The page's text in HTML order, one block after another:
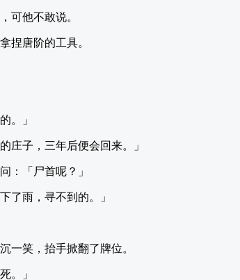
可他不敢说。
捏唐阶的工具。
。」
庄子，三年后便会回来。」
：「尸首呢？」
了雨，寻不到的。」
一笑，抬手掀翻了牌位。
。」